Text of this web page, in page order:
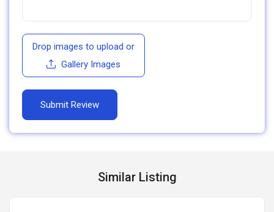
Drop images to upload or
Gallery Images
Similar Listing